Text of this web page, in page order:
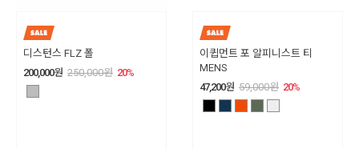
디스턴스 FLZ 폴
200,000원 250,000원 20%
이큅먼트 포 알피니스트 티
MENS
47,200원 59,000원 20%